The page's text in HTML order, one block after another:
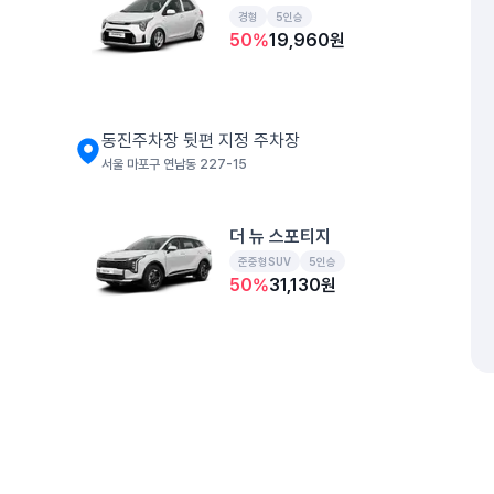
경형 5인승
50%19,960원
동진주차장 뒷편 지정 주차장
서울 마포구 연남동 227-15
더 뉴 스포티지
준중형SUV 5인승
50%31,130원